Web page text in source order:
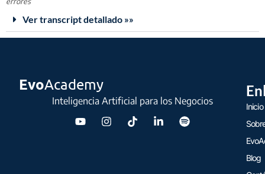
Ver transcript detallado »»
EvoAcademy
Inteligencia Artificial para los Negocios
Inicio
Blog